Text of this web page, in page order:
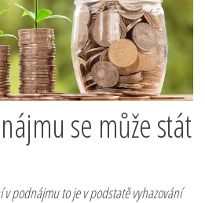
se může stát
podnájmu to je v podstatě vyhazování